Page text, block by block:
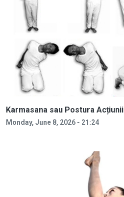
Karmasana sau Postura Acțiunii
Monday, June 8, 2026 - 21:24